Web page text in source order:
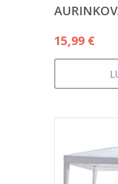
15,99 €